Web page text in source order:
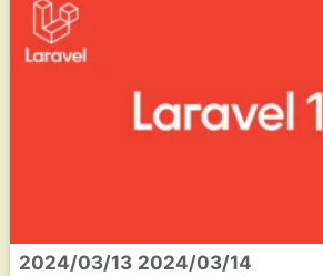
2024/03/13 2024/03/14